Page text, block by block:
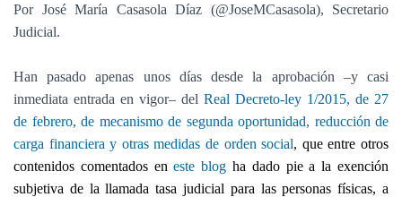
Por José María Casasola Díaz (@JoseMCasasola), Secretario
Judicial.
Han pasado apenas unos días desde la aprobación –y casi
inmediata entrada en vigor– del Real Decreto-ley 1/2015, de 27
de febrero, de mecanismo de segunda oportunidad, reducción de
carga financiera y otras medidas de orden social, que entre otros
contenidos comentados eneste blog ha dado pie a la exención
subjetiva de la llamada tasa judicial para las personas físicas, a